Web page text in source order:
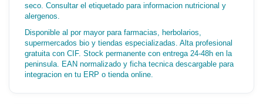
seco. Consultar el etiquetado para informacion nutricional y
alergenos.
Disponible al por mayor para farmacias, herbolarios,
supermercados bio y tiendas especializadas. Alta profesional
gratuita con CIF. Stock permanente con entrega 24-48h en la
peninsula. EAN normalizado y ficha tecnica descargable para
integracion en tu ERP o tienda online.